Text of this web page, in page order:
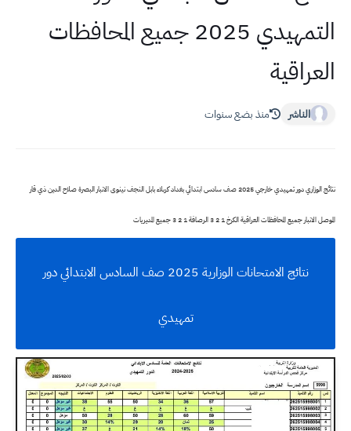
التمهيدي 2025 جميع المحافظات
العراقية
الناشر منذ بضع سنوات
نتائج الوزاري دور تمهيدي خارجي 2025 صف سادس ابتدائي بغداد كربلاء بابل النجف نينوى الانبار البصرة صلاح الدين ذي قار
الموصل الانبار جميع المحافظات العراقية الكرخ 1 2 3 الرصافة 1 2 3 جميع المديريات
نتائج الامتحانات الوزارية 2025 صف السادس الابتدائي دور
تمهيدي